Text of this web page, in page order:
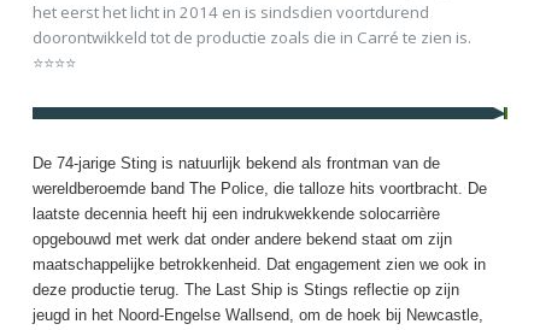
het eerst het licht in 2014 en is sindsdien voortdurend
doorontwikkeld tot de productie zoals die in Carré te zien is.
⭐⭐⭐⭐
De 74-jarige Sting is natuurlijk bekend als frontman van de
wereldberoemde band The Police, die talloze hits voortbracht. De
laatste decennia heeft hij een indrukwekkende solocarrière
opgebouwd met werk dat onder andere bekend staat om zijn
maatschappelijke betrokkenheid. Dat engagement zien we ook in
deze productie terug. The Last Ship is Stings reflectie op zijn
jeugd in het Noord-Engelse Wallsend, om de hoek bij Newcastle,